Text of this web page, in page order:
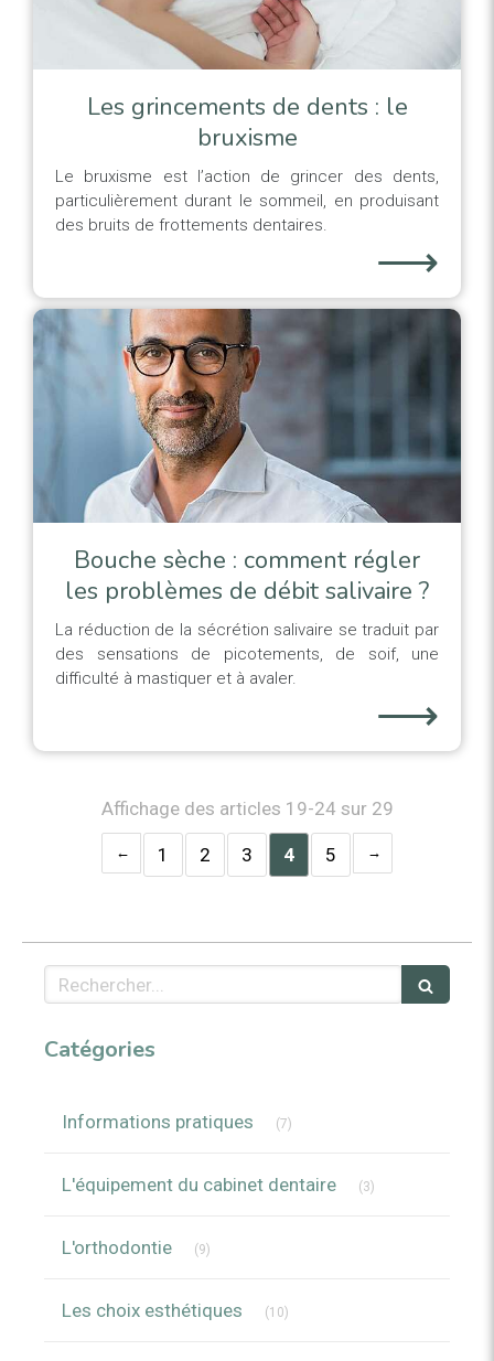
Les grincements de dents : le
bruxisme
Le bruxisme est l’action de grincer des dents,
particulièrement durant le sommeil, en produisant
des bruits de frottements dentaires.
⟶
Bouche sèche : comment régler
les problèmes de débit salivaire ?
La réduction de la sécrétion salivaire se traduit par
des sensations de picotements, de soif, une
difficulté à mastiquer et à avaler.
⟶
Affichage des articles 19-24 sur 29
1 2 3 4 5
Rechercher
Catégories
Informations pratiques (7)
L'équipement du cabinet dentaire (3)
L'orthodontie (9)
Les choix esthétiques (10)